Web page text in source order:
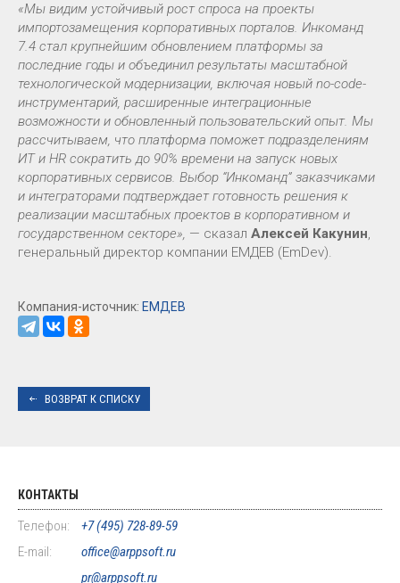
«Мы видим устойчивый рост спроса на проекты
импортозамещения корпоративных порталов. Инкоманд
7.4 стал крупнейшим обновлением платформы за
последние годы и объединил результаты масштабной
технологической модернизации, включая новый no-code-
инструментарий, расширенные интеграционные
возможности и обновленный пользовательский опыт. Мы
рассчитываем, что платформа поможет подразделениям
ИТ и HR сократить до 90% времени на запуск новых
корпоративных сервисов. Выбор “Инкоманд” заказчиками
и интеграторами подтверждает готовность решения к
реализации масштабных проектов в корпоративном и
государственном секторе», — сказал Алексей Какунин,
генеральный директор компании ЕМДЕВ (EmDev).
Компания-источник: ЕМДЕВ
ВОЗВРАТ К СПИСКУ
КОНТАКТЫ
Телефон:
+7 (495) 728-89-59
E-mail:
office@arppsoft.ru
pr@arppsoft.ru